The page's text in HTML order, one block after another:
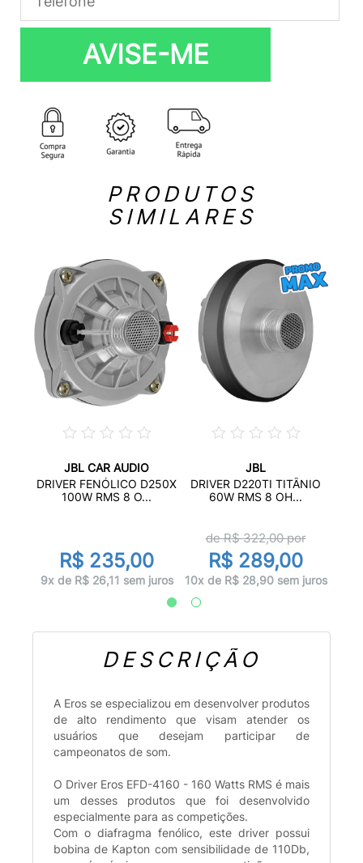
AVISE-ME
PRODUTOS
SIMILARES
JBL CAR AUDIO
DRIVER FENÓLICO D250X
100W RMS 8 O...
R$ 235,00
9x de R$ 26,11 sem juros
JBL
DRIVER D220TI TITÂNIO
60W RMS 8 OH...
de R$322,00por
R$ 289,00
10x de R$ 28,90 sem juros
DESCRIÇÃO
A Eros se especializou em desenvolver produtos
de alto rendimento que visam atender os
usuários que desejam participar de
campeonatos de som.
O Driver Eros EFD-4160 - 160 Watts RMS é mais
um desses produtos que foi desenvolvido
especialmente para as competições.
Com o diafragma fenólico, este driver possui
bobina de Kapton com sensibilidade de 110Db,